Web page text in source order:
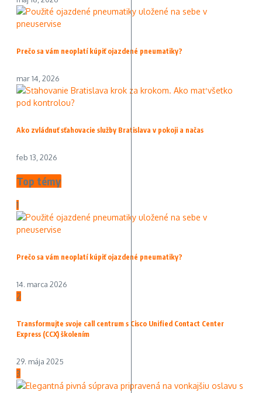
Prečo sa vám neoplatí kúpiť ojazdené pneumatiky?
mar 14, 2026
Ako zvládnuť sťahovacie služby Bratislava v pokoji a načas
feb 13, 2026
Top témy
1
Prečo sa vám neoplatí kúpiť ojazdené pneumatiky?
14. marca 2026
2
Transformujte svoje call centrum s Cisco Unified Contact Center
Express (CCX) školením
29. mája 2025
3